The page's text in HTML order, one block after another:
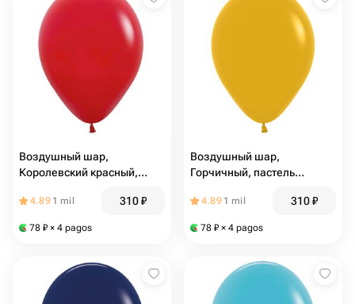
Воздушный шар,
Королевский красный,
4.89 1 mil 310₽
78 ₽ × 4 pagos
Воздушный шар,
Горчичный, пастель
4.89 1 mil 310₽
78 ₽ × 4 pagos